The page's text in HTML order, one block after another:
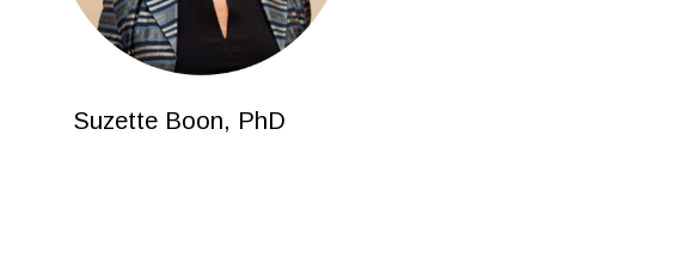
Suzette Boon, PhD